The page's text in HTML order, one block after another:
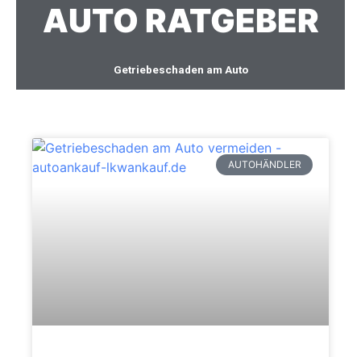
AUTO RATGEBER
Getriebeschaden am Auto
AUTOHÄNDLER